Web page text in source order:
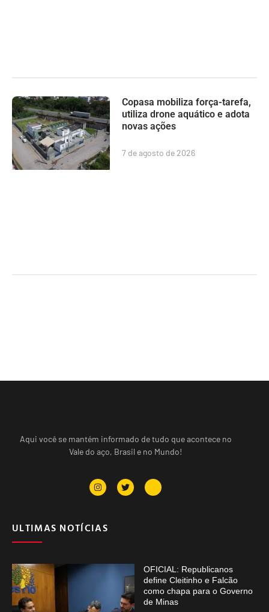
Copasa mobiliza força-tarefa,
utiliza drone aquático e adota
novas ações
7 de agosto de 2026
Aqui você se mantém informado de tudo que acontece no
Vale do aço, Brasil e no Mundo!
ULTIMAS NOTÍCIAS
OFICIAL: Republicanos
define Cleitinho e Falcão
como chapa para o Governo
de Minas